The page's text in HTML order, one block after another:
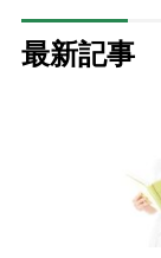
最新記事